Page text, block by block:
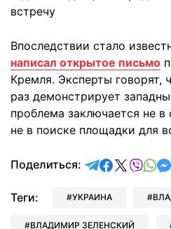
встречу
Впоследствии стало
написал открытое письмо
Кремля. Эксперты говорят,
раз демонстрирует
проблема заключается не
не в поиске площадки для
Поделиться: отправить в
Теги: УКРАИНА
ВЛАДИМИР ЗЕЛЕНСКИЙ